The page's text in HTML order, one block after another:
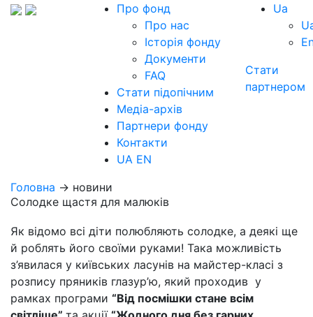
Про фонд
Про нас
Історія фонду
Документи
FAQ
Стати підопічним
Медіа-архів
Партнери фонду
Контакти
UA EN
Ua
Стати
партнером
Головна → новини
Солодке щастя для малюків
Як відомо всі діти полюбляють солодке, а деякі ще
й роблять його своїми руками! Така можливість
з’явилася у київських ласунів на майстер-класі з
розпису пряників глазур’ю, який проходив у
рамках програми “Від посмішки стане всім